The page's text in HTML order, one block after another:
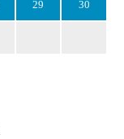
29 30